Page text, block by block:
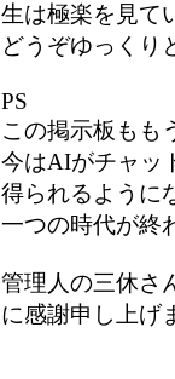
生は極楽を見て
どうぞゆっくり
PS
この掲示板もも
今はAIがチャッ
得られるように
一つの時代が終
管理人の三休さ
に感謝申し上げ